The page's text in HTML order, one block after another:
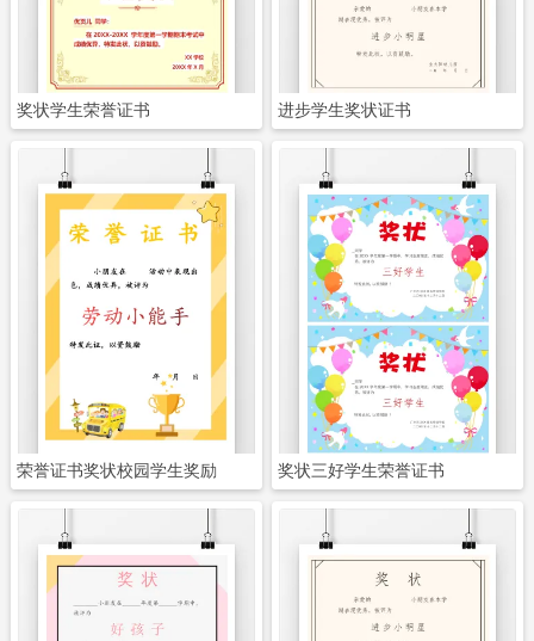
奖状学生荣誉证书 进步学生奖状证书
荣誉证书奖状校园学生奖励 奖状三好学生荣誉证书
立即下载 立即下载